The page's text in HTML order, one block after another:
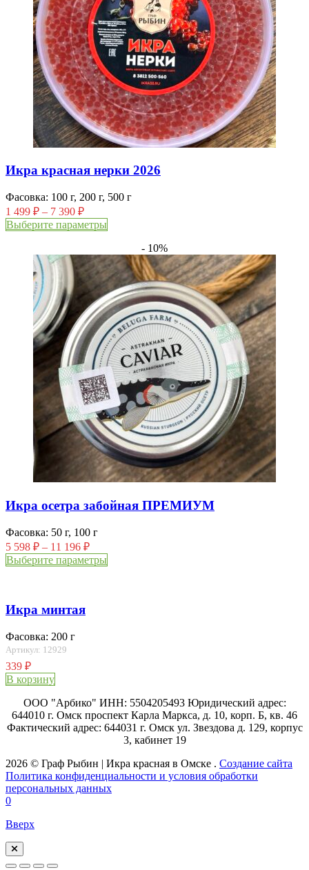
Икра красная нерки 2026
Фасовка: 100 г, 200 г, 500 г
1 499 ₽ – 7 390 ₽
Выберите параметры
- 10%
Икра осетра забойная ПРЕМИУМ
Фасовка: 50 г, 100 г
5 598 ₽ – 11 196 ₽
Выберите параметры
Икра минтая
Фасовка: 200 г
Артикул: 12929
339 ₽
В корзину
ООО "Арбико" ИНН: 5504205493 Юридический адрес:
644010 г. Омск проспект Карла Маркса, д. 10, корп. Б, кв. 46
Фактический адрес: 644031 г. Омск ул. Звездова д. 129, корпус
3, кабинет 19
2026 © Граф Рыбин | Икра красная в Омске . Создание сайта
Политика конфиденциальности и условия обработки
персональных данных
0
Вверх